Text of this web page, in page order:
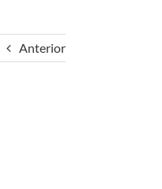
Anterior